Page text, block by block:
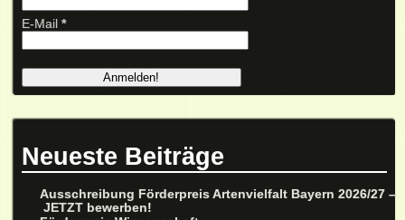
E-Mail *
Neueste Beiträge
Ausschreibung Förderpreis Artenvielfalt Bayern 2026/27 –
JETZT bewerben!